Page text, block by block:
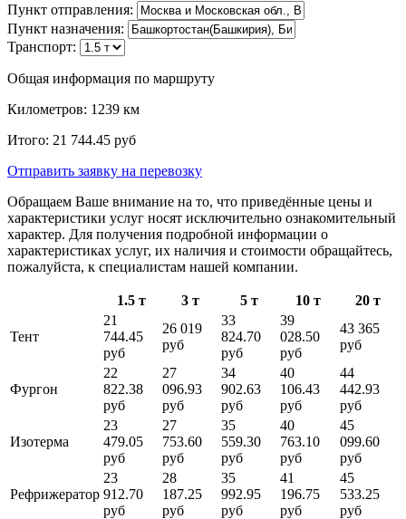
Пункт отправления:
Пункт назначения:
Транспорт:
Общая информация по маршруту
Километров: 1239 км
Итого: 21 744.45 руб
Отправить заявку на перевозку
Обращаем Ваше внимание на то, что приведённые цены и
характеристики услуг носят исключительно ознакомительный
характер. Для получения подробной информации о
характеристиках услуг, их наличия и стоимости обращайтесь,
пожалуйста, к специалистам нашей компании.
1.5 т 3 т 5 т 10 т 20 т
Тент
21
744.45
руб
26 019
руб
33
824.70
руб
39
028.50
руб
43 365
руб
Фургон
22
822.38
руб
27
096.93
руб
34
902.63
руб
40
106.43
руб
44
442.93
руб
Изотерма
23
479.05
руб
27
753.60
руб
35
559.30
руб
40
763.10
руб
45
099.60
руб
Рефрижератор
23
912.70
руб
28
187.25
руб
35
992.95
руб
41
196.75
руб
45
533.25
руб